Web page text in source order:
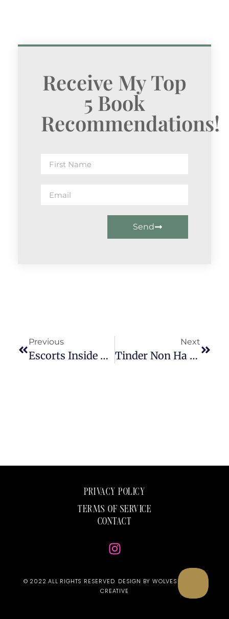
Receive My Top
5 Book
Recommendations!
Send
Previous
Escorts Inside Dresden – Modelle, Callgirls & Escortservice As Part Of Florenz An Der Elbe
Next
Tinder Non Ha Privazione Di Grandi Presentazioni, Essendo L’app Di Incontri
PRIVACY POLICY
TERMS OF SERVICE
CONTACT
© 2022 ALL RIGHTS RESERVED. DESIGN BY WOLVES & ROSES
CREATIVE